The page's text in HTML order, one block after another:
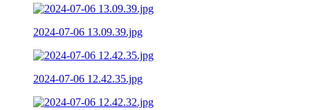
2024-07-06 13.09.39.jpg
2024-07-06 12.42.35.jpg